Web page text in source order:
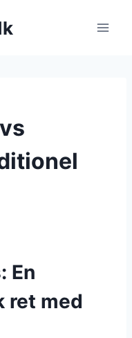
En
ret med